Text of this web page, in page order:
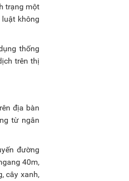
trạng một
không
thống
trên thị
địa bàn
từ ngân
đường
40m,
cây xanh,